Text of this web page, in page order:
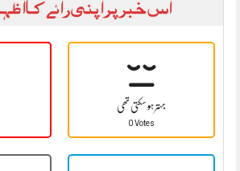
اس خبر پر اپنی رائے کا
بہتر ہو سکتی تھی
0 Votes